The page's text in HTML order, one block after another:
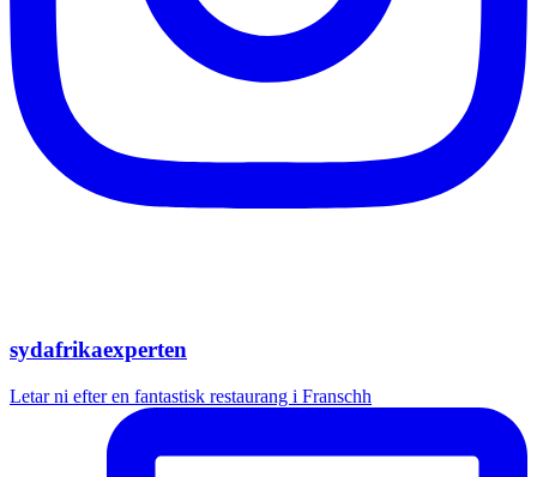
sydafrikaexperten
Letar ni efter en fantastisk restaurang i Franschh